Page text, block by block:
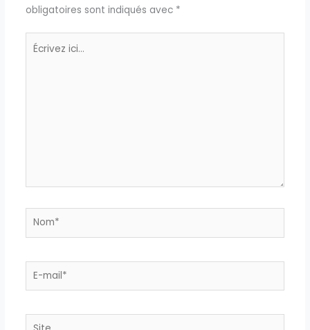
obligatoires sont indiqués avec *
Écrivez
Nom*
E-
Site